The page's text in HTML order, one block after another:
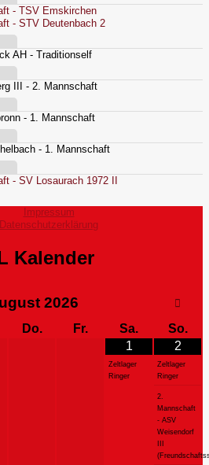
- TSV Emskirchen
- STV Deutenbach 2
AH - Traditionself
III - 2. Mannschaft
- 1. Mannschaft
- 1. Mannschaft
- SV Losaurach 1972 II
Impressum
Datenschutzerklärung
Kalender
2026
Do. Fr. Sa.
So.
1
Zeltlager
Ringer
2
Zeltlager
Ringer
2.
Mannschaft
- ASV
Weisendorf